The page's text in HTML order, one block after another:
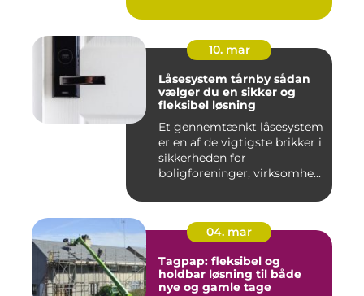
10. mar
Låsesystem tårnby sådan
vælger du en sikker og
fleksibel løsning
Et gennemtænkt låsesystem
er en af de vigtigste brikker i
sikkerheden for
boligforeninger, virksomhe...
04. mar
Tagpap: fleksibel og
holdbar løsning til både
nye og gamle tage